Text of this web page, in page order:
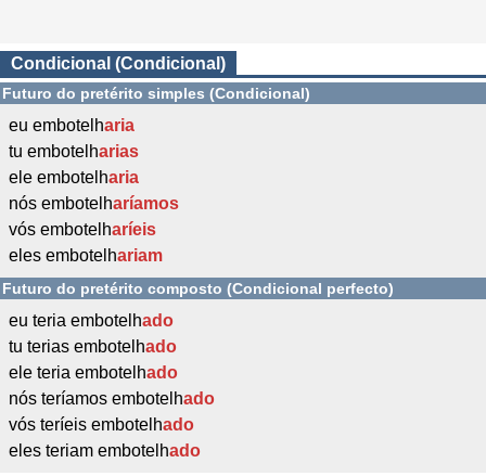
Condicional (Condicional)
Futuro do pretérito simples (Condicional)
eu embotelharia
tu embotelharias
ele embotelharia
nós embotelharíamos
vós embotelharíeis
eles embotelhariam
Futuro do pretérito composto (Condicional perfecto)
eu teria embotelhado
tu terias embotelhado
ele teria embotelhado
nós teríamos embotelhado
vós teríeis embotelhado
eles teriam embotelhado